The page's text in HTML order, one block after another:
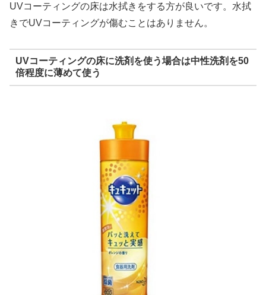
UVコーティングの床は水拭きをする方が良いです。水拭
きでUVコーティングが傷むことはありません。
UVコーティングの床に洗剤を使う場合は中性洗剤を50
倍程度に薄めて使う